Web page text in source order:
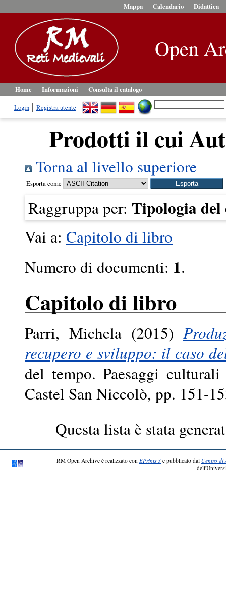
Mappa Calendario Didattica
Open
Home Informazioni
Consulta il catalogo
Login
Registra utente
Prodotti il cui
Torna al livello superiore
Esporta come
Raggruppa per: Tipologia del
Vai a: Capitolo di libro
Numero di documenti: 1.
Capitolo di libro
Parri, Michela(2015)
recupero e sviluppo: il caso
del tempo. Paesaggi
Castel San Niccolò, pp. 151-
Questa lista è stata
RM Open Archive è realizzato con EPrints 3 e pubblicato dal Centro di